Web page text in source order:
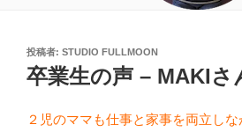
投
稿
日:
投稿者: STUDIO FULLMOON
卒業生の声 – MAKIさ
２児のママも仕事と家事を両立し